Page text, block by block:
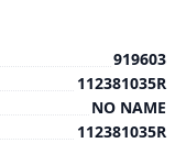
919603
112381035R
NO NAME
112381035R